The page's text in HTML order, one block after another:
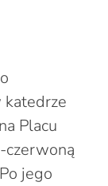
katedrze
Placu
czerwoną
jego